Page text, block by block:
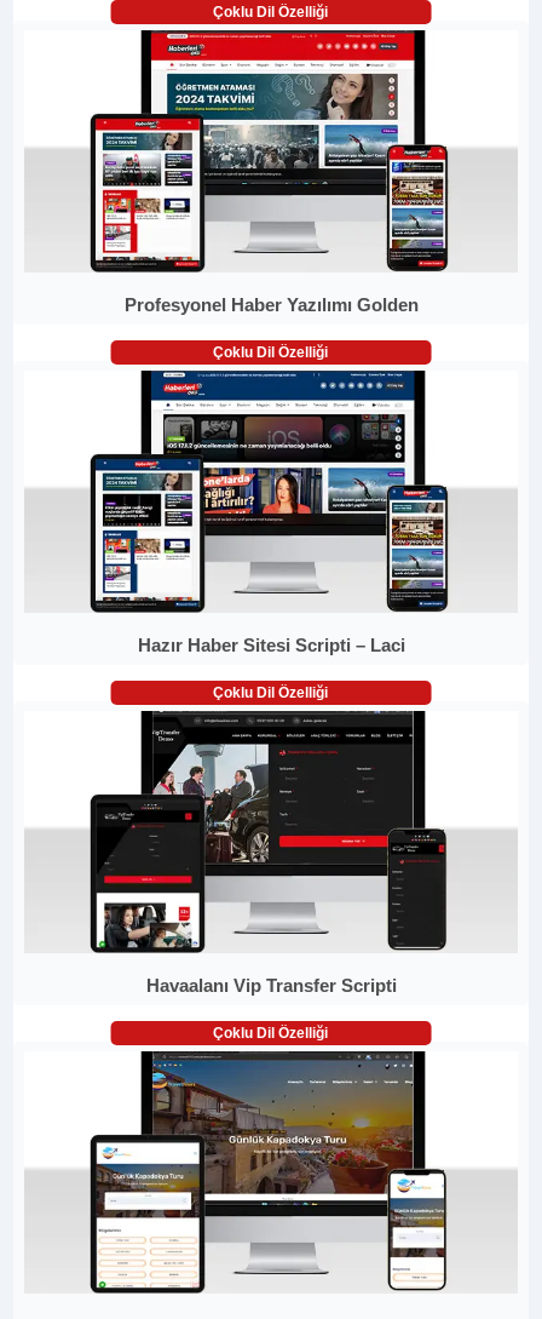
Çoklu Dil Özelliği
Profesyonel Haber Yazılımı Golden
Çoklu Dil Özelliği
Hazır Haber Sitesi Scripti – Laci
Çoklu Dil Özelliği
Havaalanı Vip Transfer Scripti
Çoklu Dil Özelliği